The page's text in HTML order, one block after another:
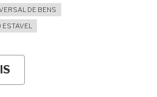
DE BENS
ESTAVEL
PODE